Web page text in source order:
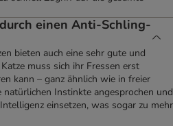
einen Anti-Schling-
bieten auch eine sehr gute und
muss sich ihr Fressen erst
kann – ganz ähnlich wie in freier
Instinkte angesprochen und
einsetzen, was sogar zu mehr